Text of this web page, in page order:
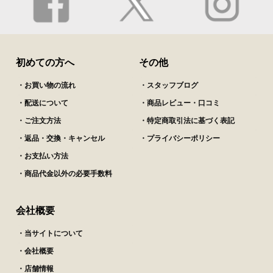
初めての方へ
・お買い物の流れ
・配送について
・ご注文方法
・返品・交換・キャンセル
・お支払い方法
・商品代金以外の必要手数料
その他
・スタッフブログ
・商品レビュー・口コミ
・特定商取引法に基づく表記
・プライバシーポリシー
会社概要
・当サイトについて
・会社概要
・店舗情報